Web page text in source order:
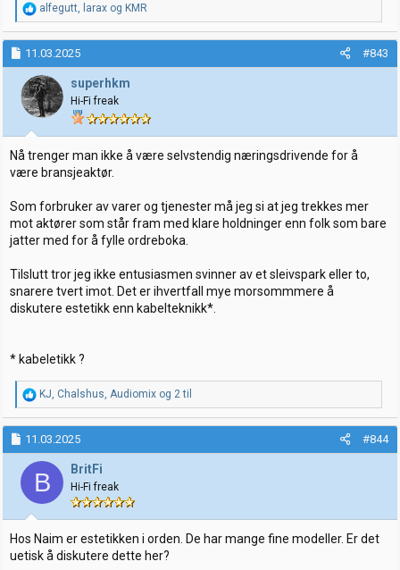
R
e
a
k
s
j
o
n
e
r
:
alfegutt, larax og KMR
11.03.2025 #843
superhkm
Hi-Fi freak
Nå trenger man ikke å være selvstendig næringsdrivende for å
være bransjeaktør.
Som forbruker av varer og tjenester må jeg si at jeg trekkes mer
mot aktører som står fram med klare holdninger enn folk som bare
jatter med for å fylle ordreboka.
Tilslutt tror jeg ikke entusiasmen svinner av et sleivspark eller to,
snarere tvert imot. Det er ihvertfall mye morsommmere å
diskutere estetikk enn kabelteknikk*.
* kabeletikk ?
R
e
a
k
s
j
o
n
e
r
:
KJ, Chalshus, Audiomix og 2 til
11.03.2025 #844
B BritFi
Hi-Fi freak
Hos Naim er estetikken i orden. De har mange fine modeller. Er det
uetisk å diskutere dette her?